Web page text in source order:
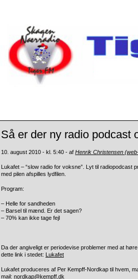
Så er der ny radio podcast
10. august 2010 - kl. 5:40 - af Henrik Christensen
Lukafet – “slow radio for voksne”. Lyt til radiopodcast
med pilen afspilles lydfilen.
Program:
– Helle for sandheden
– Barsel til mænd. Er det sagen?
– 70% kan ikke tage fejl
Da der angiveligt er periodevise problemer med at
dette link i stedet: Lukafet
Lukafet produceres af Per Kempff-Nordkap til hvem,
mail: nordkap@kempff.dk